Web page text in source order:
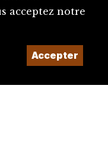
acceptez notre
Accepter